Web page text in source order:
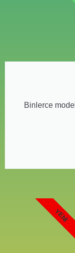
Binlerce
YENI